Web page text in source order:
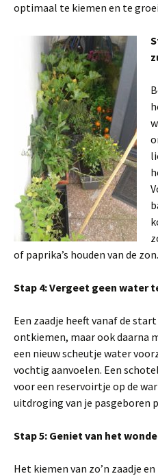
optimaal te kiemen en te
of paprika’s houden van de zon.
Stap 4: Vergeet geen water
Een zaadje heeft vanaf de
ontkiemen, maar ook daarna
een nieuw scheutje water
vochtig aanvoelen. Een
voor een reservoirtje op de
uitdroging van je pasgeboren
Stap 5: Geniet van het
Het kiemen van zo’n zaadje